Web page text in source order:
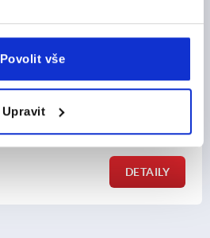
Povolit vše
Upravit
kroužkem z nerezové oceli
CZK126.67
plus náklady na dopravu